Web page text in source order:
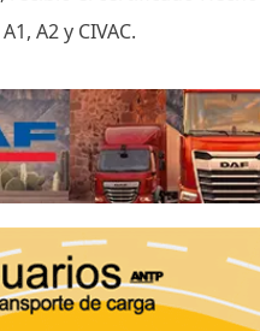
A2 y CIVAC.